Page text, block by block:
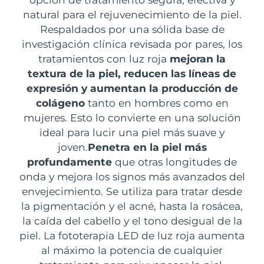
natural para el rejuvenecimiento de la piel.
Respaldados por una sólida base de
investigación clínica revisada por pares, los
tratamientos con luz roja mejoran la
textura de la piel, reducen las líneas de
expresión y aumentan la producción de
colágeno tanto en hombres como en
mujeres. Esto lo convierte en una solución
ideal para lucir una piel más suave y
joven.Penetra en la piel más
profundamente que otras longitudes de
onda y mejora los signos más avanzados del
envejecimiento. Se utiliza para tratar desde
la pigmentación y el acné, hasta la rosácea,
la caída del cabello y el tono desigual de la
piel. La fototerapia LED de luz roja aumenta
al máximo la potencia de cualquier
Limpieza facial
LUNA™ 4 pack
Anti-aging massage
LUNA™ 4 Plus
Massage, LED heating
LUNA™ 4 Men
For men, anti-aging massage
Lifting facial
BEAR™ 2 pack
Microcurrent toning
BEAR™ 2 go
Microcurrent toning on-the-go
BEAR™ 2 eyes & lips
Microcurrent line smoothing device
Hidratación
UFO™ 3 pack
Deep facial hydration
UFO™ 3 LED
Near-infrared and red light therapy
device
Cuidado bucal
issa™ 4
Hybrid silicone sonic toothbrush
issa™ 4 plus
Smart hybrid silicone sonic toothbrush
TRATAMIENTO ANTIEDAD FAQ™
Antiedad Tratamientos LED
NEW
Austria Entrega prevista 8/8/26
Baréin Entrega prevista8/9/26
Bélgica Entrega prevista8/8/26
Bermudas Entrega prevista8/14/26
Bosnia y Herzegovina Entrega prevista 8/11/26
Brunéi Entrega prevista 8/13/26
Bulgaria
Canadá Entrega prevista8/12/26
Chile Entrega prevista8/12/26